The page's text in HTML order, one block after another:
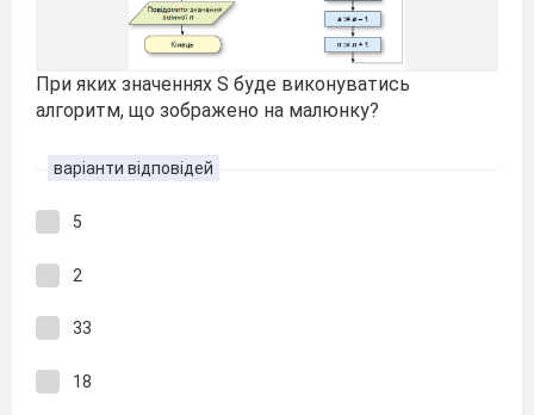
При яких значеннях S буде виконуватись
алгоритм, що зображено на малюнку?
варіанти відповідей
5
2
33
18